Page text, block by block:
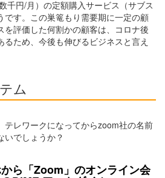
千円/月）の定額購入サービス（サブス
です。この巣篭もり需要期に一定の顧
を評価した何割かの顧客は、コロナ後
るため、今後も伸びるビジネスと言え
ム
テレワークになってからzoom社の名前
いでしょうか？
ら「Zoom」のオンライン会